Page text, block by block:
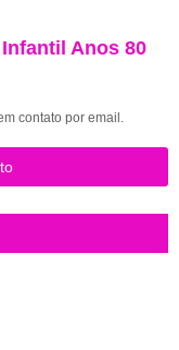
Anos 80
contato por email.